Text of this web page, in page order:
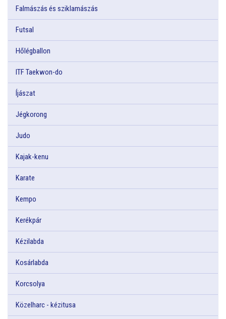
Falmászás és sziklamászás
Futsal
Hőlégballon
ITF Taekwon-do
Íjászat
Jégkorong
Judo
Kajak-kenu
Karate
Kempo
Kerékpár
Kézilabda
Kosárlabda
Korcsolya
Közelharc - kézitusa